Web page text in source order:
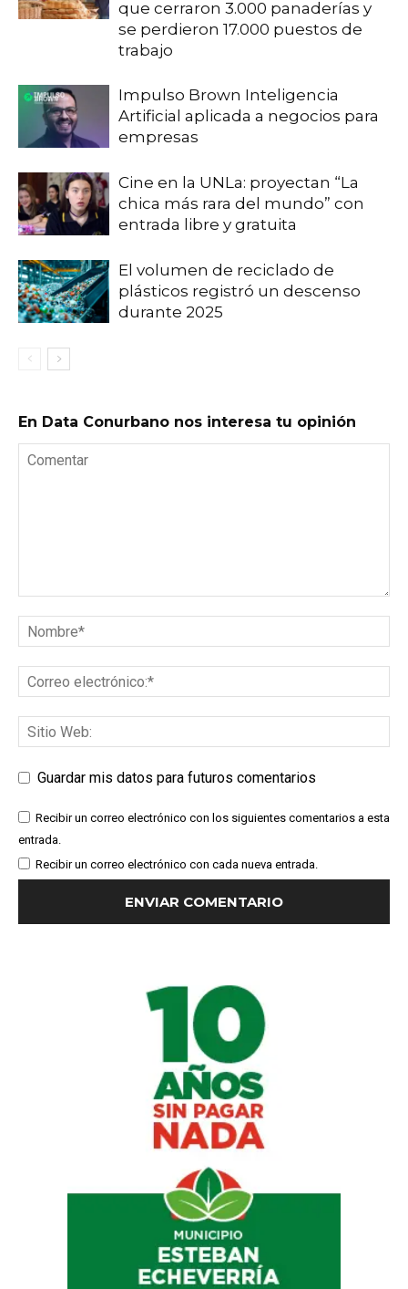
que cerraron 3.000 panaderías y
se perdieron 17.000 puestos de
trabajo
Impulso Brown Inteligencia
Artificial aplicada a negocios para
empresas
Cine en la UNLa: proyectan “La
chica más rara del mundo” con
entrada libre y gratuita
El volumen de reciclado de
plásticos registró un descenso
durante 2025
En Data Conurbano nos interesa tu opinión
Guardar mis datos para futuros comentarios
Recibir un correo electrónico con los siguientes comentarios a esta
entrada.
Recibir un correo electrónico con cada nueva entrada.